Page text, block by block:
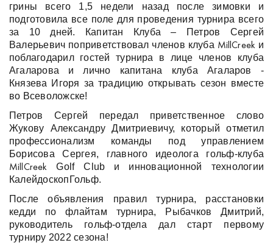
грины всего 1,5 недели назад после зимовки и
подготовила все поле для проведения турнира всего
за 10 дней. Капитан Клуба – Петров Сергей
Валерьевич поприветствовал членов клуба MillCreek и
поблагодарил гостей турнира в лице членов клуба
Агаларова и лично капитана клуба Агаларов -
Князева Игоря за традицию открывать сезон вместе
во Всеволожске!
Петров Сергей передал приветственное слово
Жукову Александру Дмитриевичу, который отметил
профессионализм команды под управлением
Борисова Сергея, главного идеолога гольф-клуба
MillCreek Golf Club и инновационной технологии
КалейдоскопГольф.
После объявления правил турнира, расстановки
кедди по флайтам турнира, Рыбачков Дмитрий,
руководитель гольф-отдела дал старт первому
турниру 2022 сезона!